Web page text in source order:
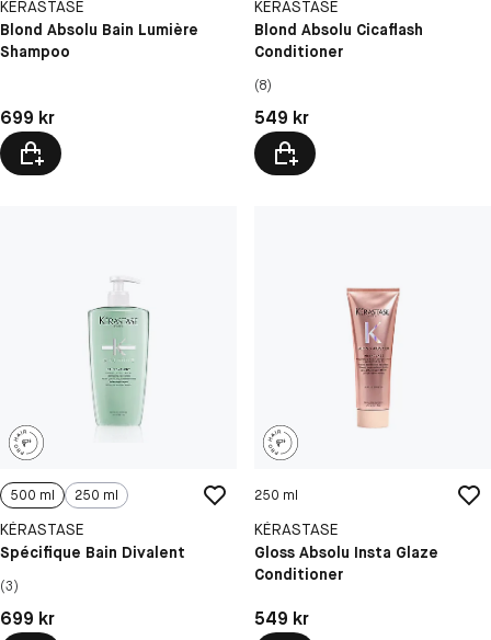
KÉRASTASE
Blond Absolu Bain Lumière
Shampoo
Pris: 699 kr
699 kr
KÉRASTASE
Blond Absolu Cicaflash
Conditioner
(8)
Pris: 549 kr
549 kr
500 ml 250 ml
KÉRASTASE
Spécifique Bain Divalent
(3)
Pris: 699 kr
699 kr
250 ml
KÉRASTASE
Gloss Absolu Insta Glaze
Conditioner
Pris: 549 kr
549 kr